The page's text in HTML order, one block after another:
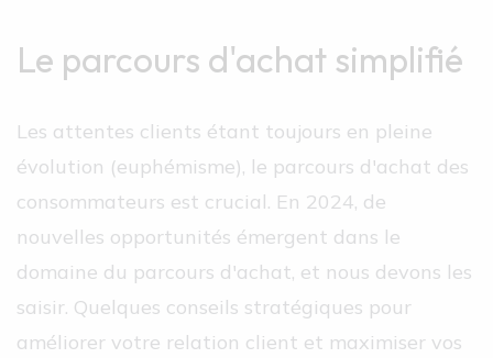
Le parcours d'achat simplifié
Les attentes clients étant toujours en pleine
évolution (euphémisme), le parcours d'achat des
consommateurs est crucial. En 2024, de
nouvelles opportunités émergent dans le
domaine du parcours d'achat, et nous devons les
saisir. Quelques conseils stratégiques pour
améliorer votre relation client et maximiser vos